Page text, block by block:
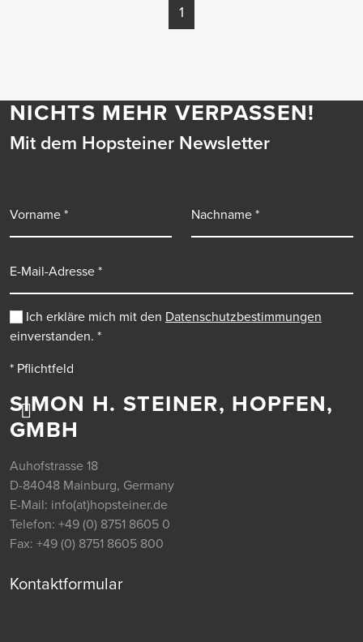
1
SIMON H. STEINER, HOPFEN,
GMBH
Auhofstrasse 18
D-84048 Mainburg, Germany
E-Mail: info(at)hopsteiner.de
Telefon: +49 (0) 8751 8605 0
Fax: +49 (0) 8751 8605 800
Kontaktformular
NICHTS MEHR VERPASSEN!
Mit dem Hopsteiner Newsletter
Ich erkläre mich mit den Datenschutzbestimmungen
einverstanden. *
* Pflichtfeld